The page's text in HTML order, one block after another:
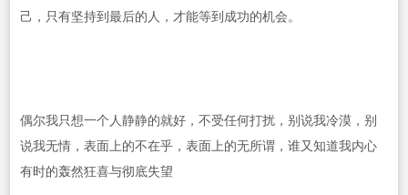
己，只有坚持到最后的人，才能等到成功的机会。
偶尔我只想一个人静静的就好，不受任何打扰，别说我冷漠，别
说我无情，表面上的不在乎，表面上的无所谓，谁又知道我内心
有时的轰然狂喜与彻底失望